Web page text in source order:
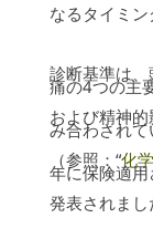
なるタイミン
診断基準は
痛の4つの主
および精神
み合わされて
（参照： “化
年に保険適
発表されまし